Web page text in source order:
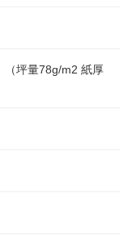
（坪量78g/m2 紙厚